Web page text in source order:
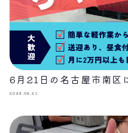
6月21日の名古屋市南区
2026.06.21